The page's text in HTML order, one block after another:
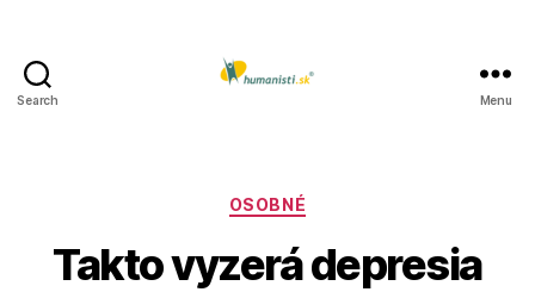
Search Menu
Kategórie
OSOBNÉ
Takto vyzerá depresia